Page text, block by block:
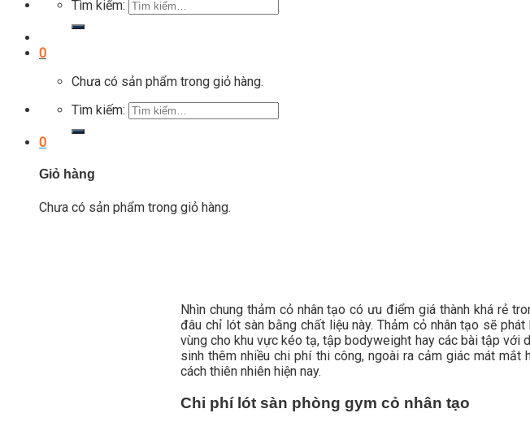
Tìm kiếm:
0
Chưa có sản phẩm trong giỏ hàng.
Tìm kiếm:
0
Giỏ hàng
Chưa có sản phẩm trong giỏ hàng.
Nhìn chung thảm cỏ nhân tạo có ưu điểm giá thành khá rẻ
đâu chỉ lót sàn bằng chất liệu này. Thảm cỏ nhân tạo sẽ
vùng cho khu vực kéo tạ, tập bodyweight hay các bài tập
sinh thêm nhiều chi phí thi công, ngoài ra cảm giác mát
cách thiên nhiên hiện nay.
Chi phí lót sàn phòng gym cỏ nhân tạo